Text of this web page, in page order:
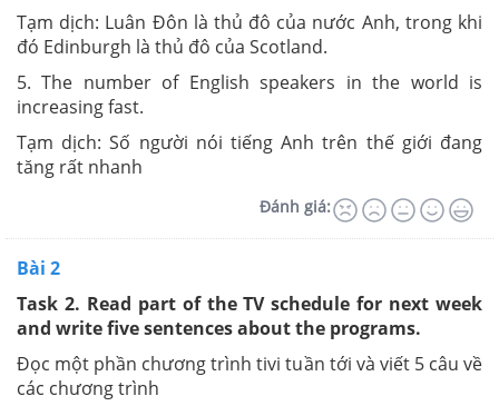
Tạm dịch: Luân Đôn là thủ đô của nước Anh, trong khi
đó Edinburgh là thủ đô của Scotland.
5. The number of English speakers in the world is
increasing fast.
Tạm dịch: Số người nói tiếng Anh trên thế giới đang
tăng rất nhanh
Đánh giá:
Bài 2
Task 2. Read part of the TV schedule for next week
and write five sentences about the programs.
Đọc một phần chương trình tivi tuần tới và viết 5 câu về
các chương trình